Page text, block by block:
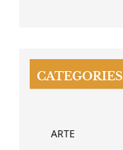
CATEGORIES
ARTE